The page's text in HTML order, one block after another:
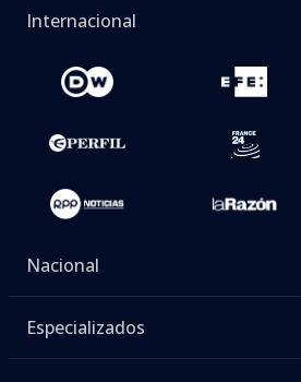
Internacional
Nacional
Especializados